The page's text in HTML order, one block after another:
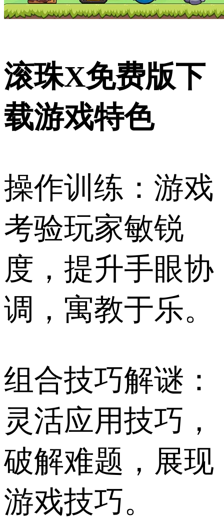
滚珠X免费版下
载游戏特色
操作训练：游戏
考验玩家敏锐
度，提升手眼协
调，寓教于乐。
组合技巧解谜：
灵活应用技巧，
破解难题，展现
游戏技巧。